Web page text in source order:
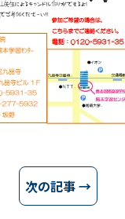
次の記事 →